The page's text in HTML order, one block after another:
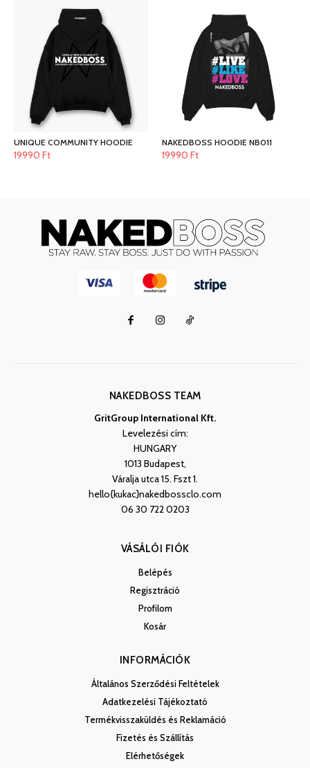
UNIQUE COMMUNITY HOODIE
19990 Ft
NAKEDBOSS HOODIE NB011
19990 Ft
NAKEDBOSS TEAM
GritGroup International Kft.
Levelezési cím:
HUNGARY
1013 Budapest,
Váralja utca 15. Fszt 1.
hello{kukac}nakedbossclo.com
06 30 722 0203
VÁSÁLÓI FIÓK
Belépés
Regisztráció
Profilom
Kosár
INFORMÁCIÓK
Általános Szerződési Feltételek
Adatkezelési Tájékoztató
Termékvisszaküldés és Reklamáció
Fizetés és Szállítás
Elérhetőségek